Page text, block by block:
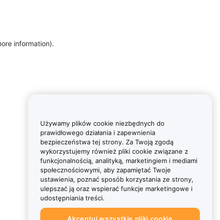
information).
Używamy plików cookie niezbędnych do
prawidłowego działania i zapewnienia
bezpieczeństwa tej strony. Za Twoją zgodą
wykorzystujemy również pliki cookie związane z
funkcjonalnością, analityką, marketingiem i mediami
społecznościowymi, aby zapamiętać Twoje
ustawienia, poznać sposób korzystania ze strony,
ulepszać ją oraz wspierać funkcje marketingowe i
udostępniania treści.